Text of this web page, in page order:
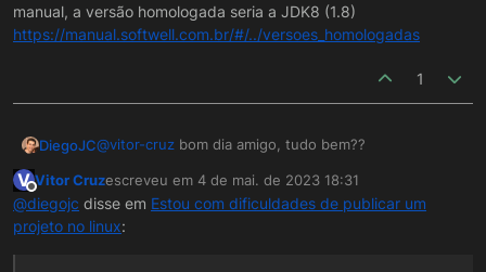
um erro, quando tento dar start no projeto pelo
manager do tomcat, ele retorna esse erro -> FAIL -
start component
[StandardEngine[Catalina].StandardHost[localhost].
StandardContext[/TRP]]]
manual, a versão homologada seria a JDK8 (1.8)
https://manual.softwell.com.br/#/../versoes_homologadas
1
DiegoJC@vitor-cruz bom dia amigo, tudo bem??
Eu não testei esse JDK 17 com tomcat 9, mas
segundo o manual, a versão homologada seria a JDK8
(1.8)
V
Offline
Vitor Cruzescreveu em 4 de mai. de 2023 18:31
última edição por
@diegojc disse em Estou com dificuldades de publicar um
projeto no linux: